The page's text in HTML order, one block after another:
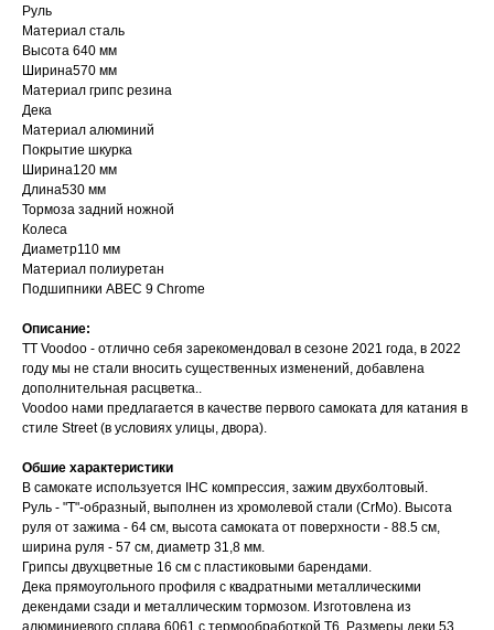
Руль
Материал сталь
Высота 640 мм
Ширина570 мм
Материал грипс резина
Дека
Материал алюминий
Покрытие шкурка
Ширина120 мм
Длина530 мм
Тормоза задний ножной
Колеса
Диаметр110 мм
Материал полиуретан
Подшипники ABEC 9 Chrome
Описание:
TT Voodoo - отлично себя зарекомендовал в сезоне 2021 года, в 2022
году мы не стали вносить существенных изменений, добавлена
дополнительная расцветка..
Voodoo нами предлагается в качестве первого самоката для катания в
стиле Street (в условиях улицы, двора).
Обшие характеристики
В самокате используется IHC компрессия, зажим двухболтовый.
Руль - "T"-образный, выполнен из хромолевой стали (CrMo). Высота
руля от зажима - 64 см, высота самоката от поверхности - 88.5 см,
ширина руля - 57 см, диаметр 31,8 мм.
Грипсы двухцветные 16 см с пластиковыми барендами.
Дека прямоугольного профиля с квадратными металлическими
декендами сзади и металлическим тормозом. Изготовлена из